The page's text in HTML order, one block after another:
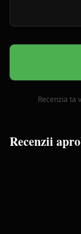
Recenzia ta
Recenzii